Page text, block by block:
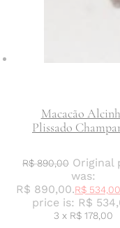
Macacão
Plissado
R$890,00 Original
was:
R$ 890,00.R$ 534,00
price is: R$
3 x R$ 178,00